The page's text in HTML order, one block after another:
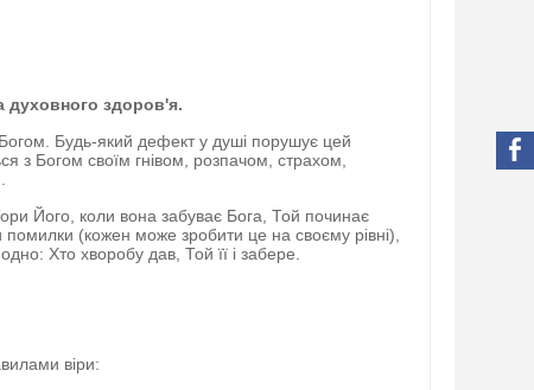
духовного здоров'я.
Будь-який дефект у душі порушує цей
з Богом своїм гнівом, розпачом, страхом,
Його, коли вона забуває Бога, Той починає
(кожен може зробити це на своєму рівні),
Хто хворобу дав, Той її і забере.
віри: